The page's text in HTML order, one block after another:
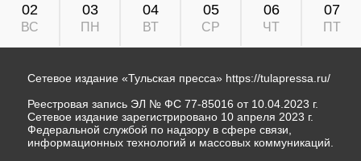
02
ВС
03
ПН
04
ВТ
05
СР
06
ЧТ
07
ПТ
Сетевое издание «Тульская пресса» https://tulapressa.ru/
Реестровая запись ЭЛ № ФС 77-85016 от 10.04.2023 г.
Сетевое издание зарегистрировано 10 апреля 2023 г.
Федеральной службой по надзору в сфере связи,
информационных технологий и массовых коммуникаций.